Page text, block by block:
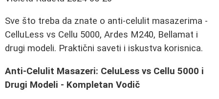
Sve što treba da znate o anti-celulit masazerima -
CelluLess vs Cellu 5000, Ardes M240, Bellamat i
drugi modeli. Praktični saveti i iskustva korisnica.
Anti-Celulit Masazeri: CeluLess vs Cellu 5000 i
Drugi Modeli - Kompletan Vodič